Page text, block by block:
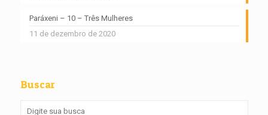
Paráxeni – 10 – Três Mulheres
11 de dezembro de 2020
Buscar